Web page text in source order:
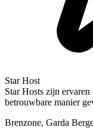
Star Host
Star Hosts zijn ervaren
betrouwbare manier
Brenzone, Garda